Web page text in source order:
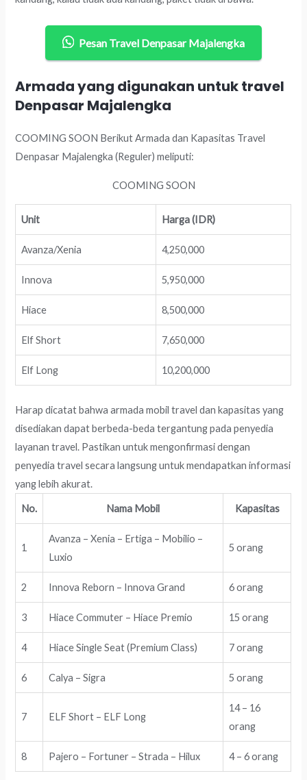
Pesan Travel Denpasar Majalengka
Armada yang digunakan untuk travel
Denpasar Majalengka
COOMING SOON Berikut Armada dan Kapasitas Travel
Denpasar Majalengka (Reguler) meliputi:
COOMING SOON
Unit Harga (IDR)
Avanza/Xenia 4,250,000
Innova 5,950,000
Hiace 8,500,000
Elf Short 7,650,000
Elf Long 10,200,000
Harap dicatat bahwa armada mobil travel dan kapasitas yang
disediakan dapat berbeda-beda tergantung pada penyedia
layanan travel. Pastikan untuk mengonfirmasi dengan
penyedia travel secara langsung untuk mendapatkan informasi
yang lebih akurat.
No. Nama Mobil Kapasitas
1
Avanza – Xenia – Ertiga – Mobilio –
Luxio
5 orang
2 Innova Reborn – Innova Grand 6 orang
3 Hiace Commuter – Hiace Premio 15 orang
4 Hiace Single Seat (Premium Class) 7 orang
6 Calya – Sigra 5 orang
7 ELF Short – ELF Long
14 – 16
orang
8 Pajero – Fortuner – Strada – Hilux 4 – 6 orang